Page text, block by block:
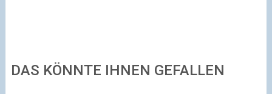
DAS KÖNNTE IHNEN GEFALLEN